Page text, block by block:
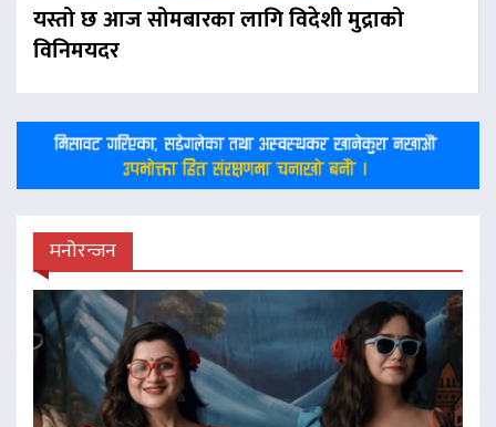
यस्तो छ आज सोमबारका लागि विदेशी मुद्राको
विनिमयदर
मनोरन्जन